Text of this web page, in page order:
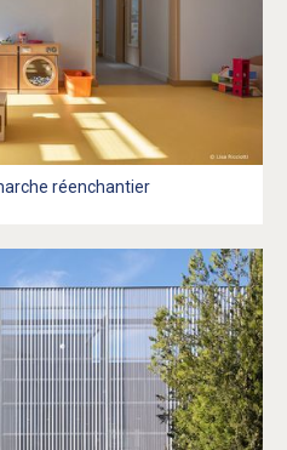
réenchantier